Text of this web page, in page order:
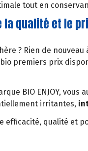
tout en
la qualité et le
? Rien de
premiers prix
BIO ENJOY,
irritantes,
efficacité, qualité et